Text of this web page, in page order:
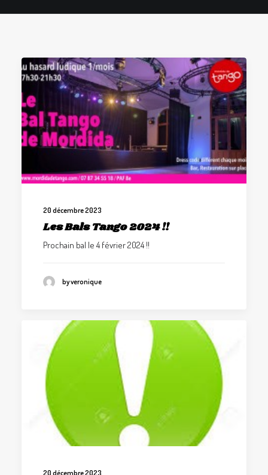
FACEBOOK
YOUTUBE
RECHERCHE
20 décembre 2023
Les Bals Tango 2024 !!
Prochain bal le 4 février 2024 !!
by veronique
20 décembre 2023